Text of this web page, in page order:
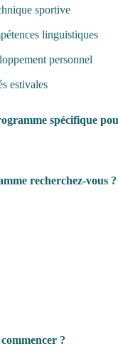
sportive
linguistiques
personnel
estivales
spécifique
recherchez-vous ?
?